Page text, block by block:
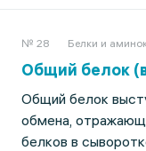
№ 28 Белки и
Общий белок
Общий белок
обмена,
белков в